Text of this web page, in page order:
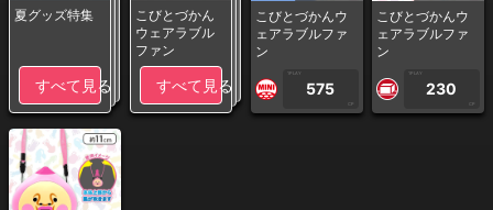
夏グッズ特集
すべて見る
こびとづかん
ウェアラブル
ファン
すべて見る
こびとづかんウ
ェアラブルファ
ン
1PLAY
575
CP
こびとづかんウ
ェアラブルファ
ン
1PLAY
230
CP